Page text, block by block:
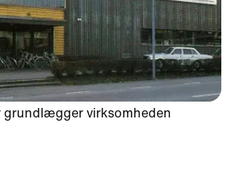
grundlægger virksomheden